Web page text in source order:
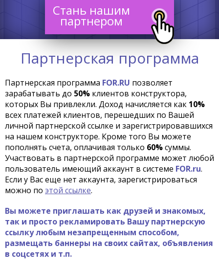
Стань нашим
партнером
Партнерская программа
Партнерская программа FOR.RU позволяет
зарабатывать до 50% клиентов конструктора,
которых Вы привлекли. Доход начисляется как 10%
всех платежей клиентов, перешедших по Вашей
личной партнерской ссылке и зарегистрировавшихся
на нашем конструкторе. Кроме того Вы можете
пополнять счета, оплачивая только 60%суммы.
Участвовать в партнерской программе может любой
пользователь имеющий аккаунт в системе FOR.ru.
Если у Вас еще нет аккаунта, зарегистрироваться
можно по этой ссылке.
Вы можете приглашать как друзей и знакомых,
так и просто рекламировать Вашу партнерскую
ссылку любым незапрещенным способом,
размещать баннеры на своих сайтах, объявления
в соцсетях и т.п.